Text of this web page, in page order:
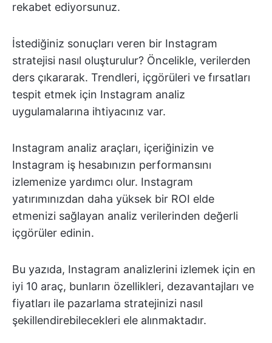
rekabet ediyorsunuz.
İstediğiniz sonuçları veren bir Instagram
stratejisi nasıl oluşturulur? Öncelikle, verilerden
ders çıkararak. Trendleri, içgörüleri ve fırsatları
tespit etmek için Instagram analiz
uygulamalarına ihtiyacınız var.
Instagram analiz araçları, içeriğinizin ve
Instagram iş hesabınızın performansını
izlemenize yardımcı olur. Instagram
yatırımınızdan daha yüksek bir ROI elde
etmenizi sağlayan analiz verilerinden değerli
içgörüler edinin.
Bu yazıda, Instagram analizlerini izlemek için en
iyi 10 araç, bunların özellikleri, dezavantajları ve
fiyatları ile pazarlama stratejinizi nasıl
şekillendirebilecekleri ele alınmaktadır.